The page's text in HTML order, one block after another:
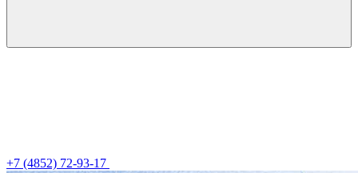
+7 (4852) 72-93-17